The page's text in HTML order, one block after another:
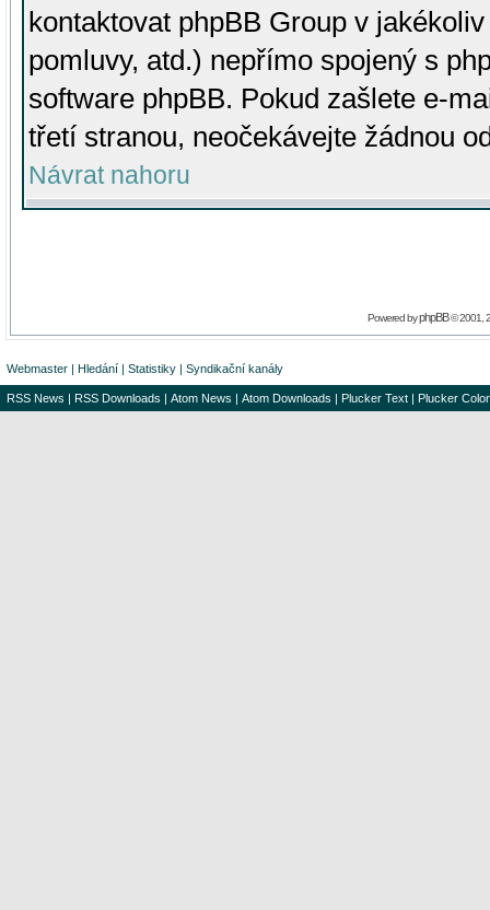
kontaktovat phpBB Group v
pomluvy, atd.) nepřímo spojený s
software phpBB. Pokud zašlete e-
třetí stranou, neočekávejte žádnou
Návrat nahoru
Powered byphpBB© 2001,
Webmaster | Hledání | Statistiky | Syndikační kanály
RSS News | RSS Downloads | Atom News | Atom Downloads | Plucker Text | Plucker Color